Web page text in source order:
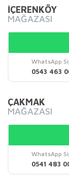
Görüş ve
Ürün resmi
Ürün
Ürün fiyatı
İÇERENKÖY
MAĞAZASI
WhatsApp
0543 463
ÇAKMAK
MAĞAZASI
WhatsApp
0541 483